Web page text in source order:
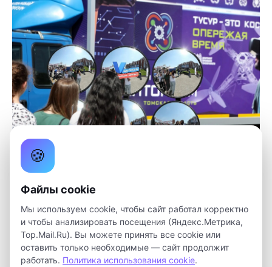
🍪
Файлы cookie
Мы используем cookie, чтобы сайт работал корректно
и чтобы анализировать посещения (Яндекс.Метрика,
Top.Mail.Ru). Вы можете принять все cookie или
оставить только необходимые — сайт продолжит
работать. Политика использования cookie.